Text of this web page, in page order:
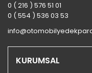
0 ( 216 ) 576 51 01
0 ( 554 ) 536 03 53
KURUMSAL